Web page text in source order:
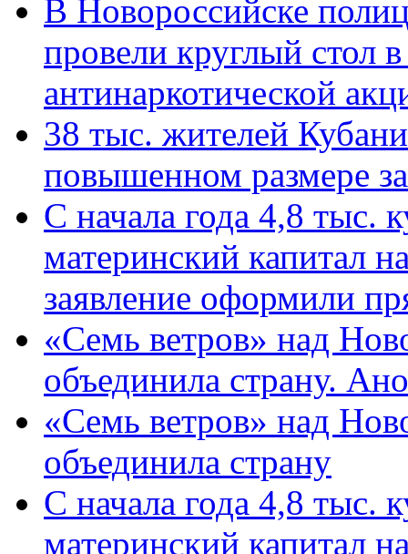
В Новороссийске
провели круглый стол
антинаркотической
38 тыс. жителей
повышенном размере
С начала года 4,8 тыс.
материнский капитал
заявление оформили
«Семь ветров» над
объединила страну.
«Семь ветров» над
объединила страну
С начала года 4,8 тыс.
материнский капитал